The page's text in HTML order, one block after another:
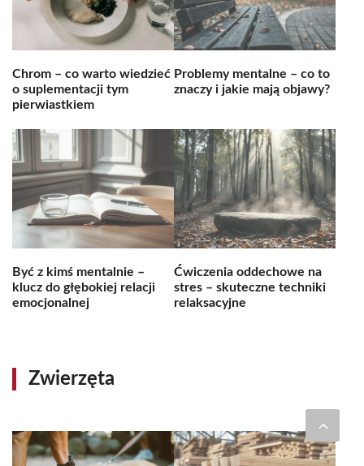
Chrom – co warto wiedzieć
o suplementacji tym
pierwiastkiem
Problemy mentalne – co to
znaczy i jakie mają objawy?
Być z kimś mentalnie –
klucz do głębokiej relacji
emocjonalnej
Ćwiczenia oddechowe na
stres – skuteczne techniki
relaksacyjne
Zwierzęta